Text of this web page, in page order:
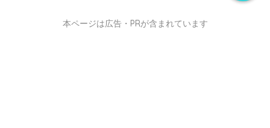
本ページは広告・PRが含まれています